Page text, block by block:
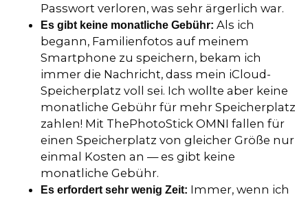
Passwort verloren, was sehr ärgerlich war.
Es gibt keine monatliche Gebühr: Als ich
begann, Familienfotos auf meinem
Smartphone zu speichern, bekam ich
immer die Nachricht, dass mein iCloud-
Speicherplatz voll sei. Ich wollte aber keine
monatliche Gebühr für mehr Speicherplatz
zahlen! Mit ThePhotoStick OMNI fallen für
einen Speicherplatz von gleicher Größe nur
einmal Kosten an — es gibt keine
monatliche Gebühr.
Es erfordert sehr wenig Zeit: Immer, wenn ich